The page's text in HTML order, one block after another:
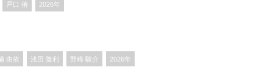
戸口 侑 2026年
由依 浅田 隆利 野崎 駿介 2026年